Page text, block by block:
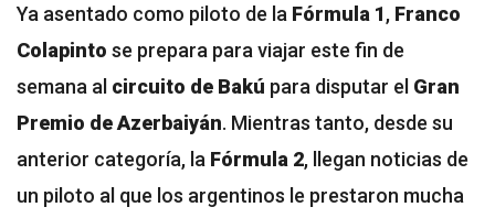
Ya asentado como piloto de la Fórmula 1, Franco
Colapinto se prepara para viajar este fin de
semana al circuito de Bakú para disputar el Gran
Premio de Azerbaiyán. Mientras tanto, desde su
anterior categoría, la Fórmula 2, llegan noticias de
un piloto al que los argentinos le prestaron mucha